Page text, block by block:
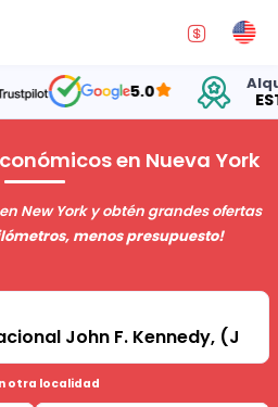
5.0 Alquilando
ESTADOS
en Nueva York
New York y obtén grandes ofertas
menos presupuesto!
otra localidad